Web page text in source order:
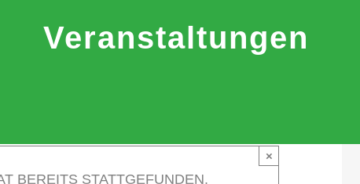
Veranstaltungen
BEREITS STATTGEFUNDEN.
×